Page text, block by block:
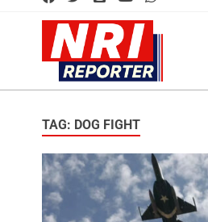
TAG: DOG FIGHT